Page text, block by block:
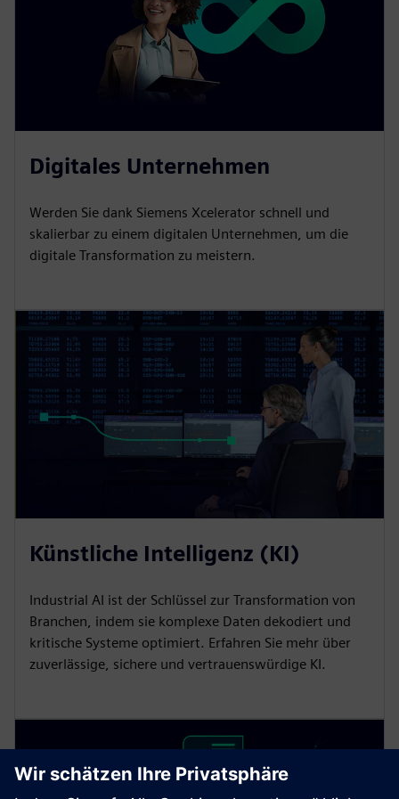
Digitales Unternehmen
Werden Sie dank Siemens Xcelerator schnell und
skalierbar zu einem digitalen Unternehmen, um die
digitale Transformation zu meistern.
Künstliche Intelligenz (KI)
Industrial AI ist der Schlüssel zur Transformation von
Branchen, indem sie komplexe Daten dekodiert und
kritische Systeme optimiert. Erfahren Sie mehr über
zuverlässige, sichere und vertrauenswürdige KI.